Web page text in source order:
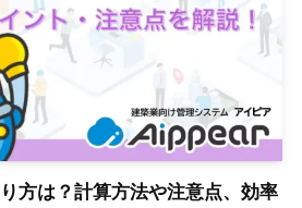
方は？計算方法や注意点、効率